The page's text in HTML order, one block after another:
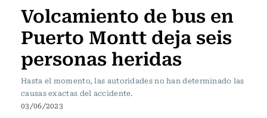
Volcamiento de bus en
Puerto Montt deja seis
personas heridas
Hasta el momento, las autoridades no han determinado las
causas exactas del accidente.
03/06/2023